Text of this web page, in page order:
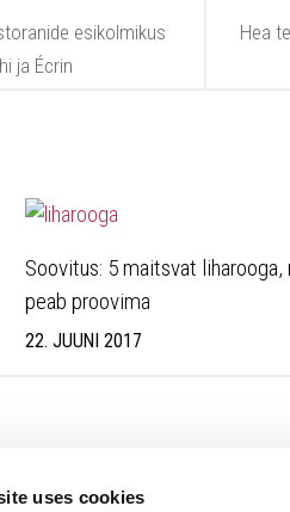
uses cookies
Hea
esikolmikus
ja Écrin
Soovitus: 5 maitsvat liharooga,
peab proovima
22. JUUNI 2017